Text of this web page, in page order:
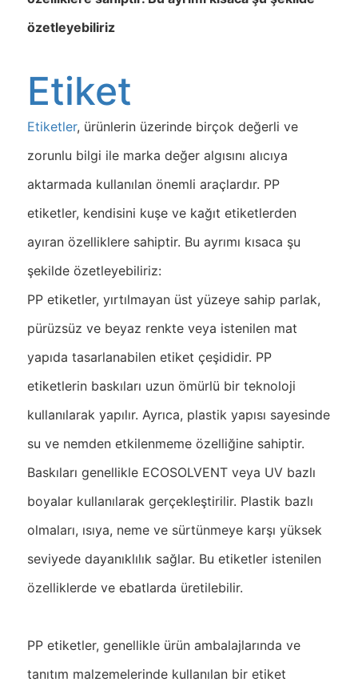
özetleyebiliriz
Etiket
Etiketler, ürünlerin üzerinde birçok değerli ve
zorunlu bilgi ile marka değer algısını alıcıya
aktarmada kullanılan önemli araçlardır. PP
etiketler, kendisini kuşe ve kağıt etiketlerden
ayıran özelliklere sahiptir. Bu ayrımı kısaca şu
şekilde özetleyebiliriz:
PP etiketler, yırtılmayan üst yüzeye sahip parlak,
pürüzsüz ve beyaz renkte veya istenilen mat
yapıda tasarlanabilen etiket çeşididir. PP
etiketlerin baskıları uzun ömürlü bir teknoloji
kullanılarak yapılır. Ayrıca, plastik yapısı sayesinde
su ve nemden etkilenmeme özelliğine sahiptir.
Baskıları genellikle ECOSOLVENT veya UV bazlı
boyalar kullanılarak gerçekleştirilir. Plastik bazlı
olmaları, ısıya, neme ve sürtünmeye karşı yüksek
seviyede dayanıklılık sağlar. Bu etiketler istenilen
özelliklerde ve ebatlarda üretilebilir.
PP etiketler, genellikle ürün ambalajlarında ve
tanıtım malzemelerinde kullanılan bir etiket